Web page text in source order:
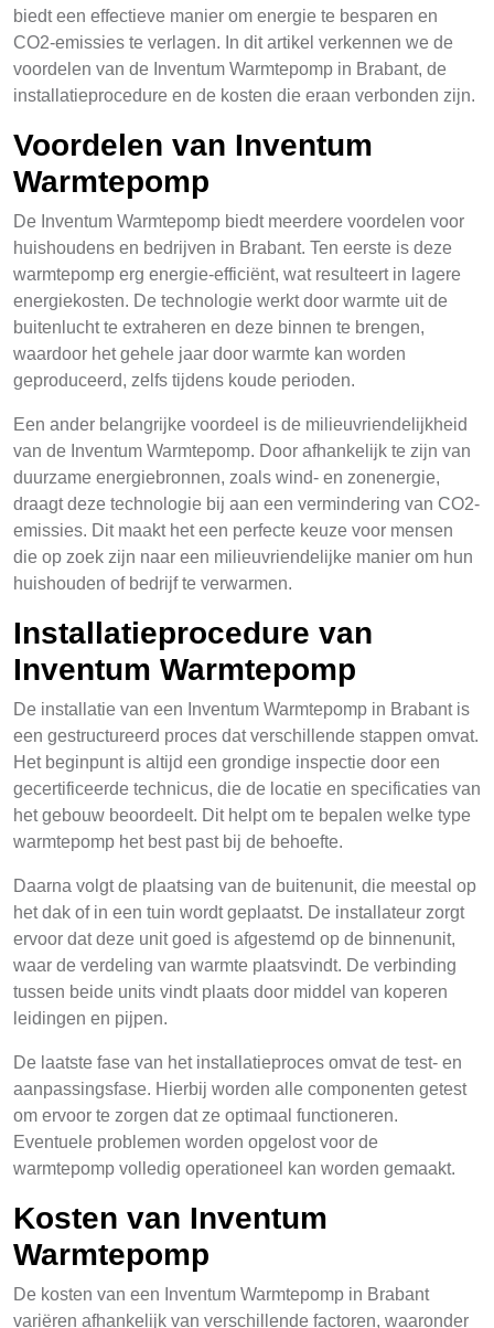
biedt een effectieve manier om energie te besparen en
CO2-emissies te verlagen. In dit artikel verkennen we de
voordelen van de Inventum Warmtepomp in Brabant, de
installatieprocedure en de kosten die eraan verbonden zijn.
Voordelen van Inventum
Warmtepomp
De Inventum Warmtepomp biedt meerdere voordelen voor
huishoudens en bedrijven in Brabant. Ten eerste is deze
warmtepomp erg energie-efficiënt, wat resulteert in lagere
energiekosten. De technologie werkt door warmte uit de
buitenlucht te extraheren en deze binnen te brengen,
waardoor het gehele jaar door warmte kan worden
geproduceerd, zelfs tijdens koude perioden.
Een ander belangrijke voordeel is de milieuvriendelijkheid
van de Inventum Warmtepomp. Door afhankelijk te zijn van
duurzame energiebronnen, zoals wind- en zonenergie,
draagt deze technologie bij aan een vermindering van CO2-
emissies. Dit maakt het een perfecte keuze voor mensen
die op zoek zijn naar een milieuvriendelijke manier om hun
huishouden of bedrijf te verwarmen.
Installatieprocedure van
Inventum Warmtepomp
De installatie van een Inventum Warmtepomp in Brabant is
een gestructureerd proces dat verschillende stappen omvat.
Het beginpunt is altijd een grondige inspectie door een
gecertificeerde technicus, die de locatie en specificaties van
het gebouw beoordeelt. Dit helpt om te bepalen welke type
warmtepomp het best past bij de behoefte.
Daarna volgt de plaatsing van de buitenunit, die meestal op
het dak of in een tuin wordt geplaatst. De installateur zorgt
ervoor dat deze unit goed is afgestemd op de binnenunit,
waar de verdeling van warmte plaatsvindt. De verbinding
tussen beide units vindt plaats door middel van koperen
leidingen en pijpen.
De laatste fase van het installatieproces omvat de test- en
aanpassingsfase. Hierbij worden alle componenten getest
om ervoor te zorgen dat ze optimaal functioneren.
Eventuele problemen worden opgelost voor de
warmtepomp volledig operationeel kan worden gemaakt.
Kosten van Inventum
Warmtepomp
De kosten van een Inventum Warmtepomp in Brabant
variëren afhankelijk van verschillende factoren, waaronder